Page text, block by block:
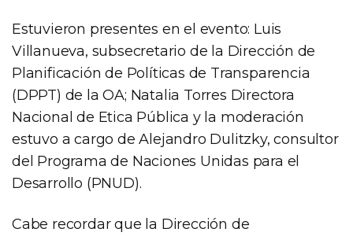
Estuvieron presentes en el evento: Luis
Villanueva, subsecretario de la Dirección de
Planificación de Políticas de Transparencia
(DPPT) de la OA; Natalia Torres Directora
Nacional de Etica Pública y la moderación
estuvo a cargo de Alejandro Dulitzky, consultor
del Programa de Naciones Unidas para el
Desarrollo (PNUD).
Cabe recordar que la Dirección de